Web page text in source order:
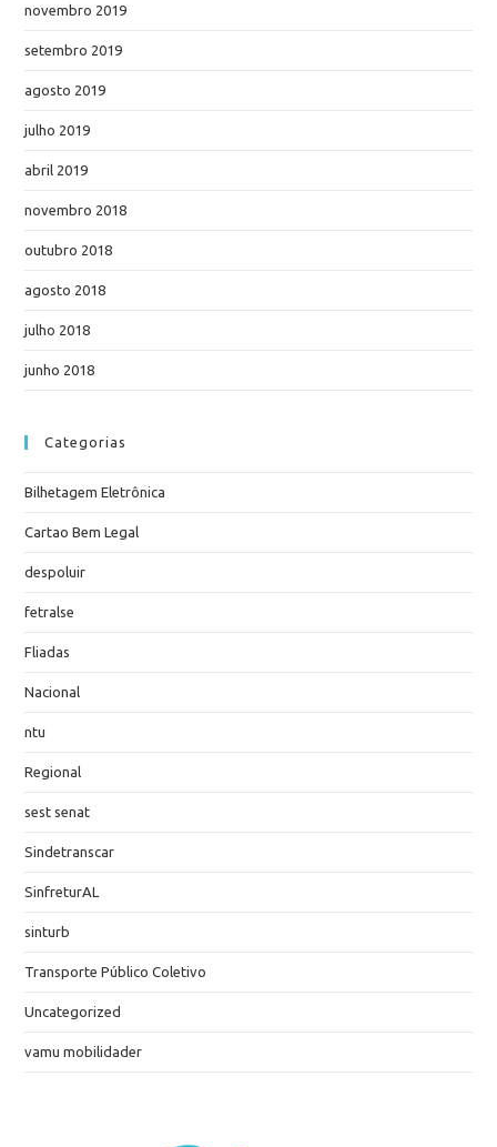
novembro 2019
setembro 2019
agosto 2019
julho 2019
abril 2019
novembro 2018
outubro 2018
agosto 2018
julho 2018
junho 2018
Categorias
Bilhetagem Eletrônica
Cartao Bem Legal
despoluir
fetralse
Fliadas
Nacional
ntu
Regional
sest senat
Sindetranscar
SinfreturAL
sinturb
Transporte Público Coletivo
Uncategorized
vamu mobilidader